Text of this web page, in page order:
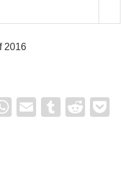
2016
WhatsApp
EmailTumblr